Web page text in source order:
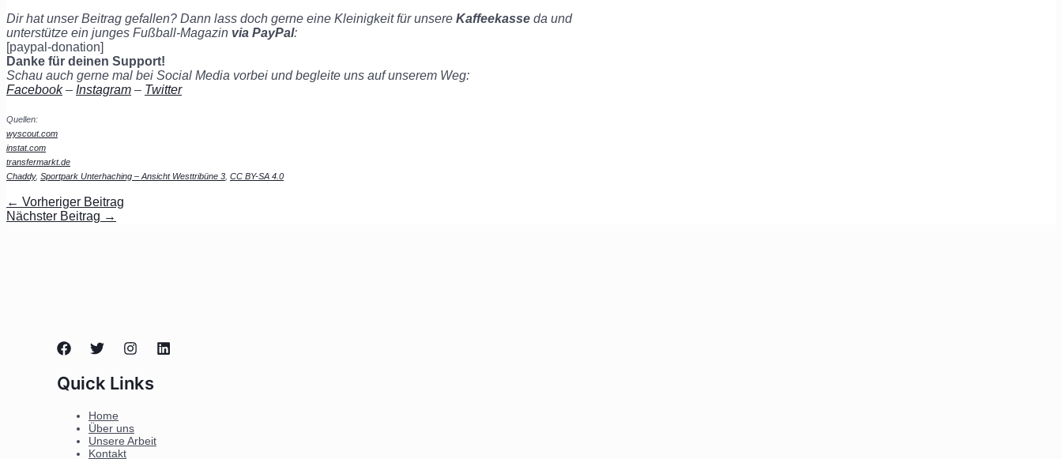
Dir hat unser Beitrag gefallen? Dann lass doch gerne eine Kleinigkeit für unsere Kaffeekasse da und
unterstütze ein junges Fußball-Magazin via PayPal:
[paypal-donation]
Danke für deinen Support!
Schau auch gerne mal bei Social Media vorbei und begleite uns auf unserem Weg:
Facebook– Instagram – Twitter
Quellen:
wyscout.com
instat.com
transfermarkt.de
Chaddy, Sportpark Unterhaching – Ansicht Westtribüne 3 CC BY-SA 4.0
← Vorheriger Beitrag
Nächster Beitrag →
Quick Links
Home
Über uns
Unsere Arbeit
Kontakt